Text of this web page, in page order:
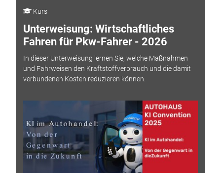
Kurs
Unterweisung: Wirtschaftliches
Fahren für Pkw-Fahrer - 2026
In dieser Unterweisung lernen Sie, welche Maßnahmen
und Fahrweisen den Kraftstoffverbrauch und die damit
verbundenen Kosten reduzieren können.